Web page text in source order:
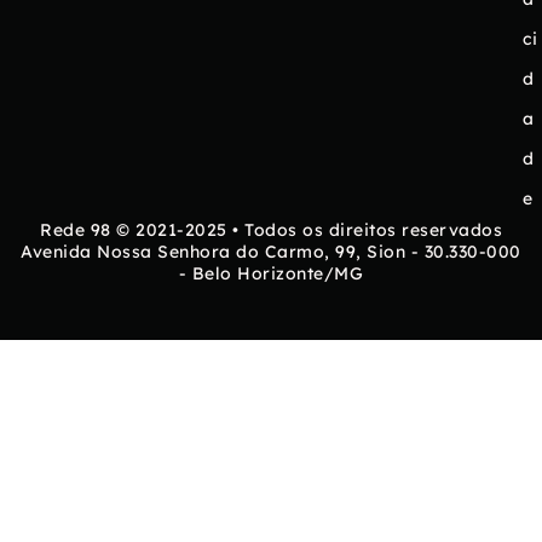
ci
d
a
d
e
Rede 98 © 2021-2025 • Todos os direitos reservados
Avenida Nossa Senhora do Carmo, 99, Sion - 30.330-000
- Belo Horizonte/MG